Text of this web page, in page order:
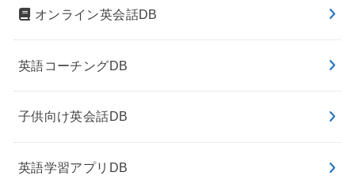
オンライン英会話DB
英語コーチングDB
子供向け英会話DB
英語学習アプリDB